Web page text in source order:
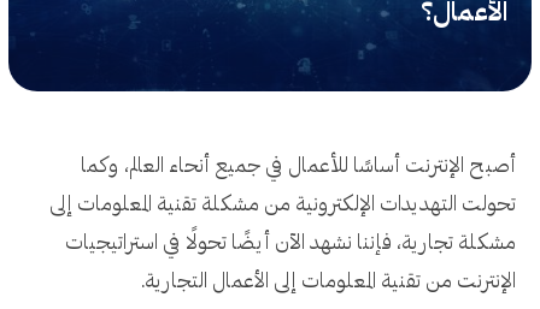
الأعمال؟
أصبح الإنترنت أساسًا للأعمال في جميع أنحاء العالم، وكما
تحولت التهديدات الإلكترونية من مشكلة تقنية المعلومات إلى
مشكلة تجارية، فإننا نشهد الآن أيضًا تحولًا في استراتيجيات
الإنترنت من تقنية المعلومات إلى الأعمال التجارية.